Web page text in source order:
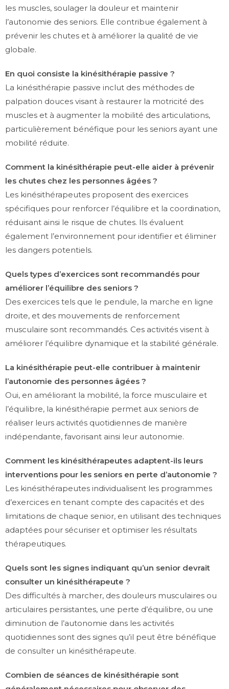
les muscles, soulager la douleur et maintenir
l’autonomie des seniors. Elle contribue également à
prévenir les chutes et à améliorer la qualité de vie
globale.
En quoi consiste la kinésithérapie passive ?
La kinésithérapie passive inclut des méthodes de
palpation douces visant à restaurer la motricité des
muscles et à augmenter la mobilité des articulations,
particulièrement bénéfique pour les seniors ayant une
mobilité réduite.
Comment la kinésithérapie peut-elle aider à prévenir
les chutes chez les personnes âgées ?
Les kinésithérapeutes proposent des exercices
spécifiques pour renforcer l’équilibre et la coordination,
réduisant ainsi le risque de chutes. Ils évaluent
également l’environnement pour identifier et éliminer
les dangers potentiels.
Quels types d’exercices sont recommandés pour
améliorer l’équilibre des seniors ?
Des exercices tels que le pendule, la marche en ligne
droite, et des mouvements de renforcement
musculaire sont recommandés. Ces activités visent à
améliorer l’équilibre dynamique et la stabilité générale.
La kinésithérapie peut-elle contribuer à maintenir
l’autonomie des personnes âgées ?
Oui, en améliorant la mobilité, la force musculaire et
l’équilibre, la kinésithérapie permet aux seniors de
réaliser leurs activités quotidiennes de manière
indépendante, favorisant ainsi leur autonomie.
Comment les kinésithérapeutes adaptent-ils leurs
interventions pour les seniors en perte d’autonomie ?
Les kinésithérapeutes individualisent les programmes
d’exercices en tenant compte des capacités et des
limitations de chaque senior, en utilisant des techniques
adaptées pour sécuriser et optimiser les résultats
thérapeutiques.
Quels sont les signes indiquant qu’un senior devrait
consulter un kinésithérapeute ?
Des difficultés à marcher, des douleurs musculaires ou
articulaires persistantes, une perte d’équilibre, ou une
diminution de l’autonomie dans les activités
quotidiennes sont des signes qu’il peut être bénéfique
de consulter un kinésithérapeute.
Combien de séances de kinésithérapie sont